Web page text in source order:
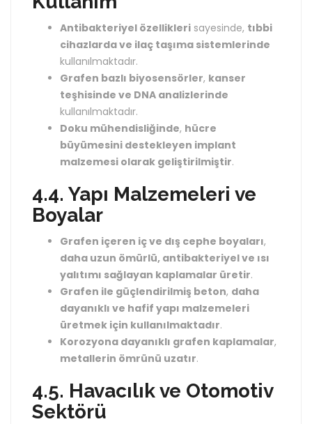
Antibakteriyel özellikleri sayesinde, tıbbi
cihazlarda ve ilaç taşıma sistemlerinde
kullanılmaktadır.
Grafen bazlı biyosensörler, kanser
teşhisinde ve DNA analizlerinde
kullanılmaktadır.
Doku mühendisliğinde, hücre
büyümesini destekleyen implant
malzemesi olarak geliştirilmiştir.
4.4. Yapı Malzemeleri ve
Boyalar
Grafen içeren iç ve dış cephe boyaları,
daha uzun ömürlü, antibakteriyel ve ısı
yalıtımı sağlayan kaplamalar üretir.
Grafen ile güçlendirilmiş beton, daha
dayanıklı ve hafif yapı malzemeleri
üretmek için kullanılmaktadır.
Korozyona dayanıklı grafen kaplamalar,
metallerin ömrünü uzatır.
4.5. Havacılık ve Otomotiv
Sektörü